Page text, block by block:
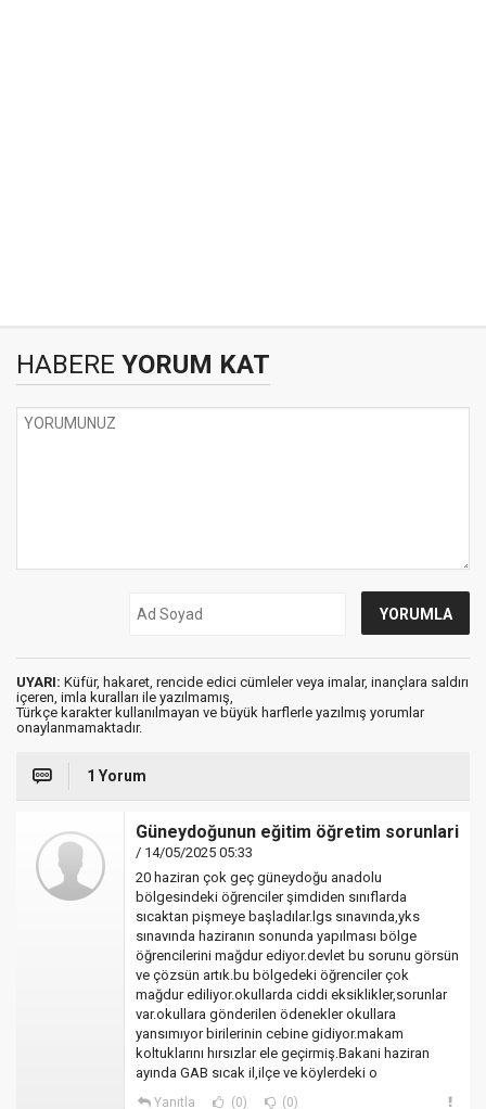
HABERE YORUM KAT
UYARI: Küfür, hakaret, rencide edici cümleler veya imalar, inançlara saldırı
içeren, imla kuralları ile yazılmamış,
Türkçe karakter kullanılmayan ve büyük harflerle yazılmış yorumlar
onaylanmamaktadır.
1 Yorum
Güneydoğunun eğitim öğretim sorunlari
/ 14/05/2025 05:33
20 haziran çok geç güneydoğu anadolu
bölgesindeki öğrenciler şimdiden sınıflarda
sıcaktan pişmeye başladılar.lgs sınavında,yks
sınavında haziranın sonunda yapılması bölge
öğrencilerini mağdur ediyor.devlet bu sorunu görsün
ve çözsün artık.bu bölgedeki öğrenciler çok
mağdur ediliyor.okullarda ciddi eksiklikler,sorunlar
var.okullara gönderilen ödenekler okullara
yansımıyor birilerinin cebine gidiyor.makam
koltuklarını hırsızlar ele geçirmiş.Bakani haziran
ayında GAB sıcak il,ilçe ve köylerdeki o
Yanıtla (0) (0)